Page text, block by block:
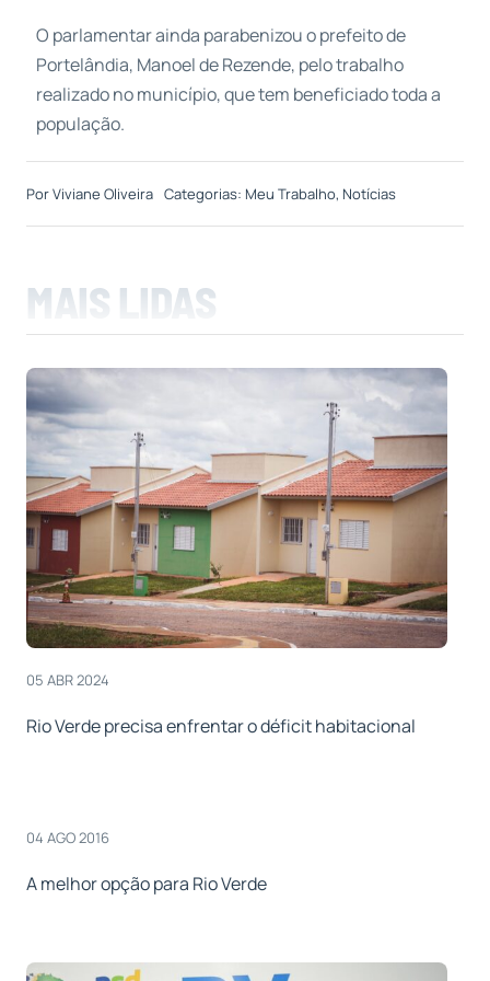
O parlamentar ainda parabenizou o prefeito de
Portelândia, Manoel de Rezende, pelo trabalho
realizado no município, que tem beneficiado toda a
população.
PorViviane Oliveira Categorias: Meu Trabalho, Notícias
MAIS LIDAS
05 ABR 2024
Rio Verde precisa enfrentar o déficit habitacional
04 AGO 2016
A melhor opção para Rio Verde